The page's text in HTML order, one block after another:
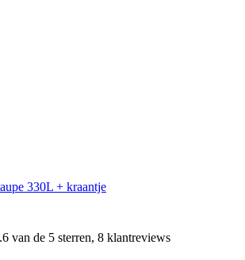
330L + kraantje
van de 5 sterren, 8 klantreviews